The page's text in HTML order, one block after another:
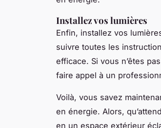
Installez vos lumières
Enfin, installez vos
suivre toutes les
efficace. Si vous n’êtes
faire appel à un
Voilà, vous savez
en énergie. Alors,
en un espace extérieur